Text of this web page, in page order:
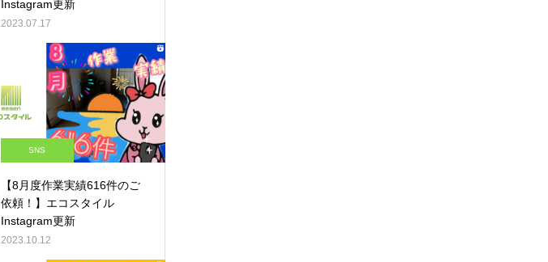
Instagram更新
2023.07.17
SNS
【8月度作業実績616件のご
依頼！】エコスタイル
Instagram更新
2023.10.12